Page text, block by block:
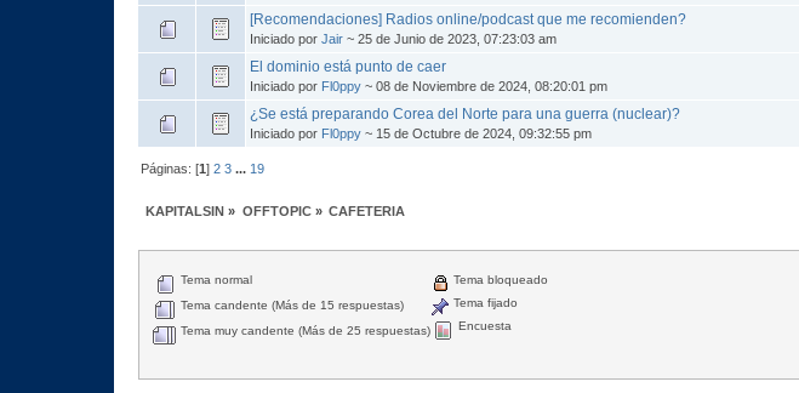
[Recomendaciones] Radios online/podcast que me recomienden?
Iniciado porJair ~ 25 de Junio de 2023, 07:23:03 am
El dominio está punto de caer
Iniciado por Fl0ppy ~ 08 de Noviembre de 2024, 08:20:01 pm
¿Se está preparando Corea del Norte para una guerra (nuclear)?
Iniciado por Fl0ppy ~ 15 de Octubre de 2024, 09:32:55 pm
Páginas: [1]2 3 ... 19
KAPITALSIN » OFFTOPIC» CAFETERIA
Tema normal
Tema candente (Más de 15 respuestas)
Tema muy candente (Más de 25 respuestas)
Tema bloqueado
Tema fijado
Encuesta